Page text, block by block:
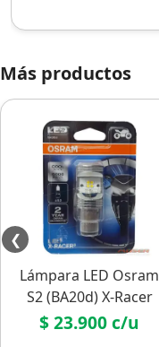
Más productos
❮
Lámpara LED Osram
S2 (BA20d) X-Racer
Moto 6000K - Culote
$ 23.900 c/u